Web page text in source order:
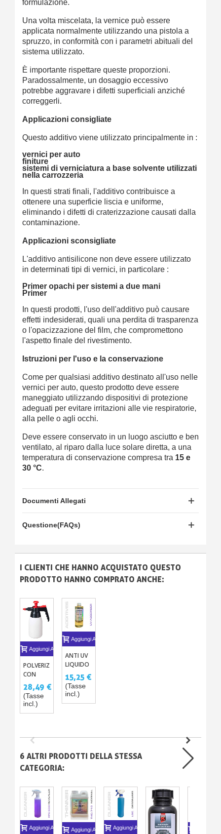
formulazione.
Una volta miscelata, la vernice può essere
applicata normalmente utilizzando una pistola a
spruzzo, in conformità con i parametri abituali del
sistema utilizzato.
È importante rispettare queste proporzioni.
Paradossalmente, un dosaggio eccessivo
potrebbe aggravare i difetti superficiali anziché
correggerli.
Applicazioni consigliate
Questo additivo viene utilizzato principalmente in :
vernici per auto
finiture
sistemi di verniciatura a base solvente utilizzati
nella carrozzeria
In questi strati finali, l'additivo contribuisce a
ottenere una superficie liscia e uniforme,
eliminando i difetti di craterizzazione causati dalla
contaminazione.
Applicazioni sconsigliate
L'additivo antisilicone non deve essere utilizzato
in determinati tipi di vernici, in particolare :
Primer opachi per sistemi a due mani
Primer
In questi prodotti, l'uso dell'additivo può causare
effetti indesiderati, quali una perdita di trasparenza
o l'opacizzazione del film, che compromettono
l'aspetto finale del rivestimento.
Istruzioni per l'uso e la conservazione
Come per qualsiasi additivo destinato all'uso nelle
vernici per auto, questo prodotto deve essere
maneggiato utilizzando dispositivi di protezione
adeguati per evitare irritazioni alle vie respiratorie,
alla pelle o agli occhi.
Deve essere conservato in un luogo asciutto e ben
ventilato, al riparo dalla luce solare diretta, a una
temperatura di conservazione compresa tra 15 e
30 °C.
Documenti Allegati
Questione(FAQs)
I CLIENTI CHE HANNO ACQUISTATO QUESTO
PRODOTTO HANNO COMPRATO ANCHE:
Aggiungi Al Carrello
POLVERIZZATORE
CON
POMPA
1000ML
28,49 €
(Tasse
incl.)
Aggiungi Al Carrello
ANTI UV
LIQUIDO
15,25 €
(Tasse
incl.)
6 ALTRI PRODOTTI DELLA STESSA
CATEGORIA:
Aggiungi Al CarrelloAggiungi Al CarrelloAggiungi Al Carrello